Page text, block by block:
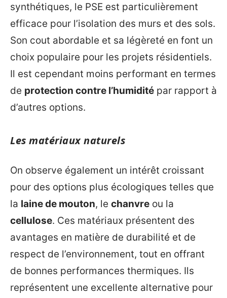
synthétiques, le PSE est particulièrement
efficace pour l’isolation des murs et des sols.
Son cout abordable et sa légèreté en font un
choix populaire pour les projets résidentiels.
Il est cependant moins performant en termes
de protection contre l’humidité par rapport à
d’autres options.
Les matériaux naturels
On observe également un intérêt croissant
pour des options plus écologiques telles que
la laine de mouton, le chanvre ou la
cellulose. Ces matériaux présentent des
avantages en matière de durabilité et de
respect de l’environnement, tout en offrant
de bonnes performances thermiques. Ils
représentent une excellente alternative pour